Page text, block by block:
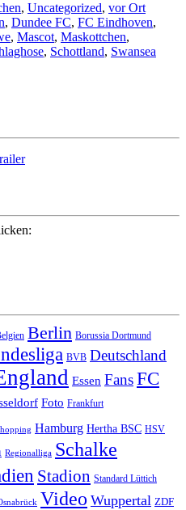
, Uncategorized, vor Ort
, Dundee FC, FC Eindhoven,
, Mascot, Maskottchen,
, Schottland, Swansea
Berlin Borussia Dortmund
BVB Deutschland
Essen FansFC
Foto Frankfurt
Hamburg Hertha BSC HSV
Regionalliga Schalke
Stadion Standard Lüttich
Video Wuppertal ZDF